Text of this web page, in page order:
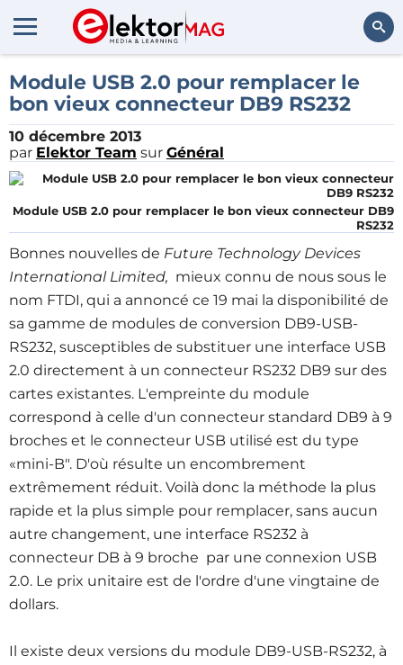
Rechercher
Module USB 2.0 pour remplacer le
bon vieux connecteur DB9 RS232
10 décembre 2013
par Elektor Team sur Général
Module USB 2.0 pour remplacer le bon vieux connecteur DB9
RS232
Bonnes nouvelles de Future Technology Devices
International Limited, mieux connu de nous sous le
nom FTDI, qui a annoncé ce 19 mai la disponibilité de
sa gamme de modules de conversion DB9-USB-
RS232, susceptibles de substituer une interface USB
2.0 directement à un connecteur RS232 DB9 sur des
cartes existantes. L'empreinte du module
correspond à celle d'un connecteur standard DB9 à 9
broches et le connecteur USB utilisé est du type
«mini-B". D'où résulte un encombrement
extrêmement réduit. Voilà donc la méthode la plus
rapide et la plus simple pour remplacer, sans aucun
autre changement, une interface RS232 à
connecteur DB à 9 broche par une connexion USB
2.0. Le prix unitaire est de l'ordre d'une vingtaine de
dollars.
Il existe deux versions du module DB9-USB-RS232, à